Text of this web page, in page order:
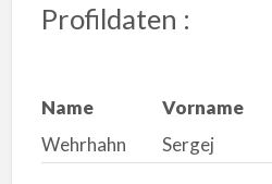
Profildaten :
Name
Wehrhahn
Vorname
Sergej